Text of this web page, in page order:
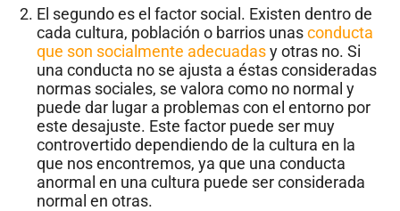
El segundo es el factor social. Existen dentro de
cada cultura, población o barrios unasconducta
que son socialmente adecuadasy otras no. Si
una conducta no se ajusta a éstas consideradas
normas sociales, se valora como no normal y
puede dar lugar a problemas con el entorno por
este desajuste. Este factor puede ser muy
controvertido dependiendo de la cultura en la
que nos encontremos, ya que una conducta
anormal en una cultura puede ser considerada
normal en otras.